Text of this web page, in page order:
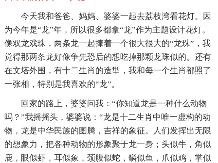
今天我和爸爸、妈妈、婆婆一起去荔枝湾看花灯。因
为今年是“龙”年，所以很多都拿“龙”作为主题设计花灯。
像双龙戏珠，两条龙一起捧着一个很大很大的“龙珠”，我
觉得那两条龙好像争先恐后的想吃掉那颗龙珠似的。还有
在文塔外围，有十二生肖的造型，我和每一个生肖都照了
一张相，特别是我喜欢的“龙”。
回家的路上，婆婆问我：“你知道龙是一种什么动物
吗？”我摇摇头，婆婆说：“龙是十二生肖中唯一虚构的动
物，龙是中华民族的图腾，吉祥的象征。人们发挥出无限
的想象力，把各种动物的形象聚于龙一身；头似牛，角似
鹿，眼似虾，耳似象，颈腹似蛇，鳞似鱼，爪似鸡，掌似